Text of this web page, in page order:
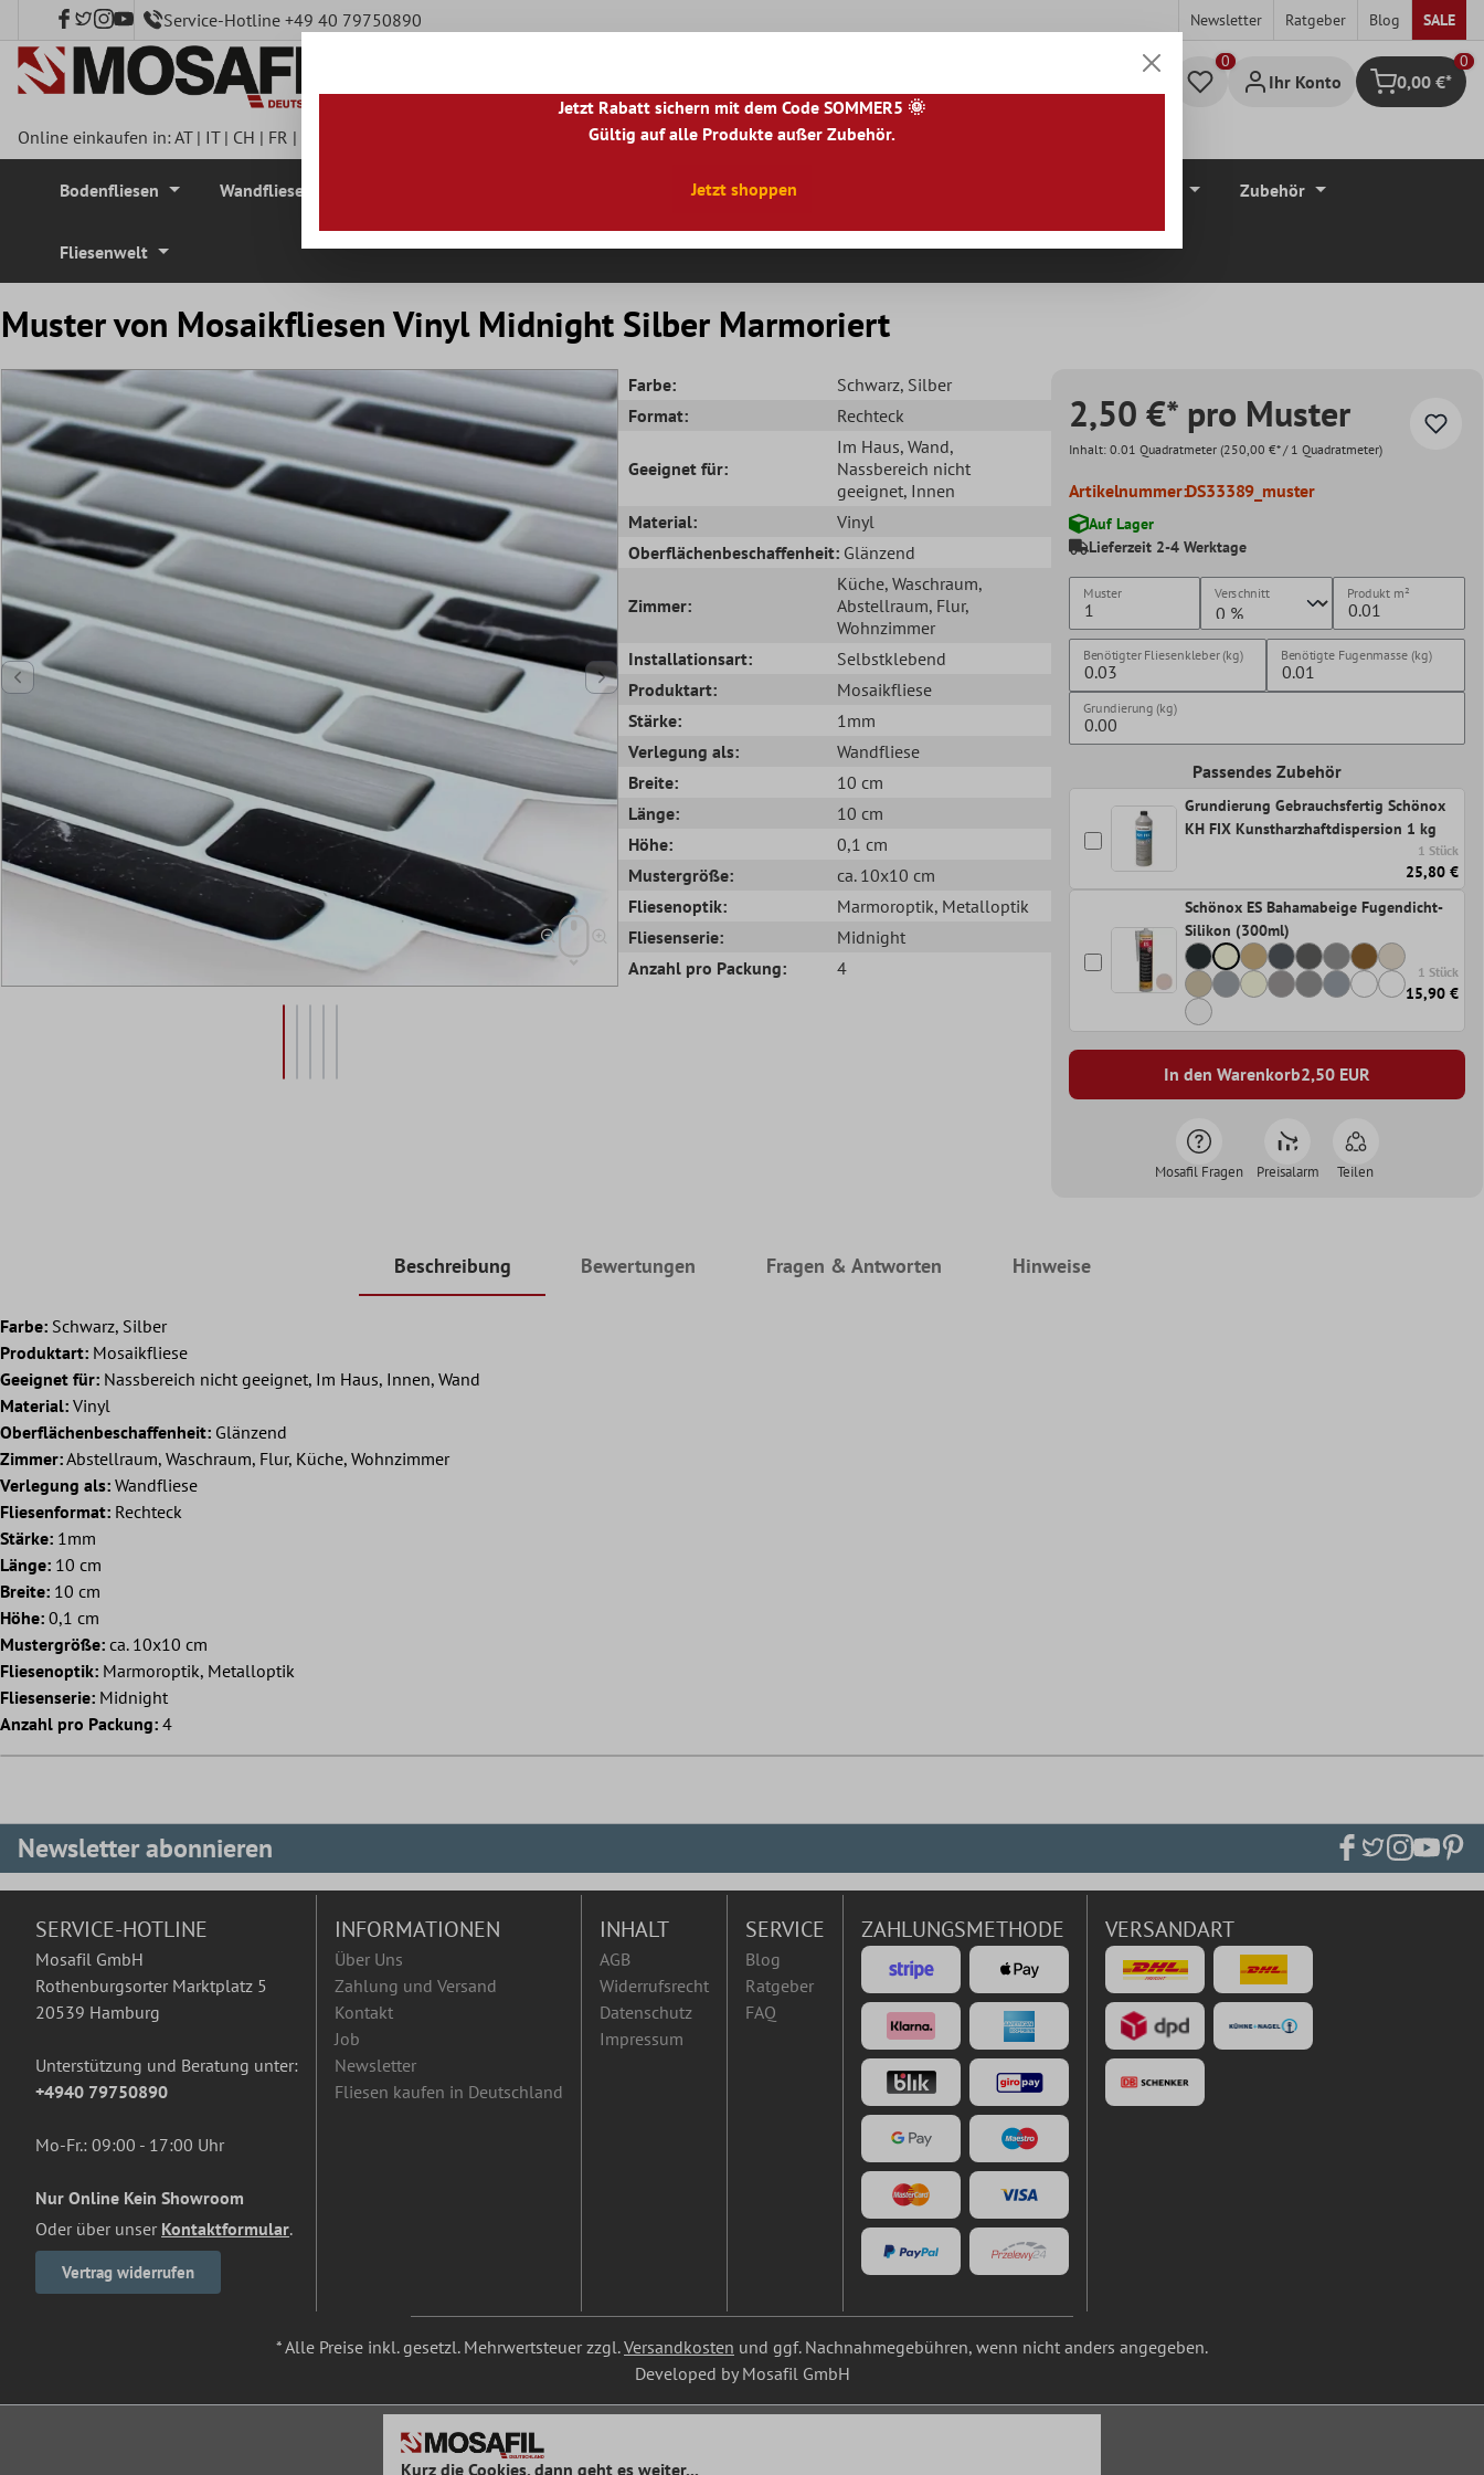
springen Service-Hotline +49 40 79750890 Newsletter Ratgeber Blog SALE
Ihr Konto Warenkorb
0
0,00 €*
Online einkaufen in:AT| IT| CH | FR | |PL|PT|FI|GR|RO|NO|HU|BG|HR|
Bodenfliesen Wandfliesen Terrassenplatten Zubehör
Fliesenwelt
Muster von Mosaikfliesen Vinyl Midnight Silber Marmoriert
Farbe: Schwarz, Silber
Format:
Rechteck
Geeignet für:
Im Haus, Wand,
Nassbereich nicht
geeignet, Innen
Material:
Vinyl
Oberflächenbeschaffenheit: Glänzend
Zimmer:
Küche, Waschraum,
Abstellraum, Flur,
Wohnzimmer
Installationsart:
Selbstklebend
Produktart:
Mosaikfliese
Stärke:
1mm
Verlegung als:
Wandfliese
Breite:
10 cm
Länge:
10 cm
Höhe:
0,1 cm
Mustergröße:
ca. 10x10 cm
Fliesenoptik:
Marmoroptik, Metalloptik
Fliesenserie:
Midnight
Anzahl pro Packung:
4
2,50 €* pro Muster
Inhalt: 0.01 Quadratmeter (250,00 €* / 1 Quadratmeter)
Artikelnummer:DS33389_muster
Auf Lager
Lieferzeit 2-4 Werktage
Muster Verschnitt Produkt m²
Benötigter Fliesenkleber (kg) Benötigte Fugenmasse (kg)
Grundierung (kg)
Passendes Zubehör
Grundierung Gebrauchsfertig Schönox
KH FIX Kunstharzhaftdispersion 1 kg
1 Stück
25,80 €
Schönox ES Bahamabeige Fugendicht-
Silikon (300ml)
1 Stück
15,90 €
In den Warenkorb2,50EUR
Mosafil Fragen Preisalarm Teilen
Beschreibung Bewertungen Fragen & Antworten Hinweise
Farbe: Schwarz, Silber
Produktart: Mosaikfliese
Geeignet für: Nassbereich nicht geeignet, Im Haus, Innen, Wand
Material: Vinyl
Oberflächenbeschaffenheit: Glänzend
Zimmer:Abstellraum, Waschraum, Flur, Küche, Wohnzimmer
Verlegung als: Wandfliese
Fliesenformat: Rechteck
Stärke: 1mm
Länge: 10 cm
Breite: 10 cm
Höhe: 0,1 cm
Mustergröße: ca. 10x10 cm
Fliesenoptik: Marmoroptik, Metalloptik
Fliesenserie: Midnight
Anzahl pro Packung: 4
Newsletter abonnieren
SERVICE-HOTLINE
Mosafil GmbH
Rothenburgsorter Marktplatz 5
20539 Hamburg
Unterstützung und Beratung unter:
+4940 79750890
Mo-Fr.: 09:00 - 17:00 Uhr
Nur Online Kein Showroom
Oder über unser Kontaktformular.
Vertrag widerrufen
INFORMATIONEN
Über Uns
Zahlung und Versand
Kontakt
Job
Newsletter
Fliesen kaufen in Deutschland
INHALT
AGB
Widerrufsrecht
Datenschutz
Impressum
SERVICE
Blog
Ratgeber
FAQ
ZAHLUNGSMETHODE VERSANDART
* Alle Preise inkl. gesetzl. Mehrwertsteuer zzgl.Versandkosten und ggf. Nachnahmegebühren, wenn nicht anders angegeben.
Developed by Mosafil GmbH
Kurz die Cookies, dann geht es weiter...
Jetzt Rabatt sichern mit dem Code SOMMER5 🌞
Gültig auf alle Produkte außer Zubehör.
Jetzt shoppen